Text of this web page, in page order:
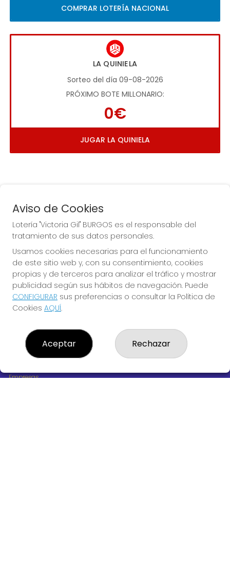
COMPRAR LOTERÍA NACIONAL
LA QUINIELA
Sorteo del día 09-08-2026
PRÓXIMO BOTE MILLONARIO:
0€
JUGAR LA QUINIELA
La de la Antigua de
Gamonal
¿Quiénes somos?
Comprar lotería
Resultados
Empresas
Aviso de Cookies
Lotería "Victoria Gil" BURGOS es el responsable del
tratamiento de sus datos personales.
Usamos cookies necesarias para el funcionamiento
de este sitio web y, con su consentimiento, cookies
propias y de terceros para analizar el tráfico y mostrar
publicidad según sus hábitos de navegación. Puede
CONFIGURAR sus preferencias o consultar la Política de
Cookies AQUÍ.
Aceptar Rechazar